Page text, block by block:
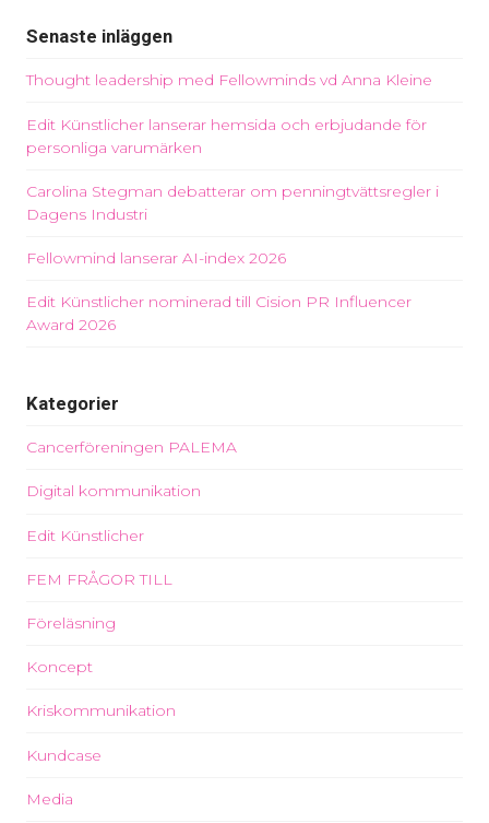
Senaste inläggen
Thought leadership med Fellowminds vd Anna Kleine
Edit Künstlicher lanserar hemsida och erbjudande för
personliga varumärken
Carolina Stegman debatterar om penningtvättsregler i
Dagens Industri
Fellowmind lanserar AI-index 2026
Edit Künstlicher nominerad till Cision PR Influencer
Award 2026
Kategorier
Cancerföreningen PALEMA
Digital kommunikation
Edit Künstlicher
FEM FRÅGOR TILL
Föreläsning
Koncept
Kriskommunikation
Kundcase
Media